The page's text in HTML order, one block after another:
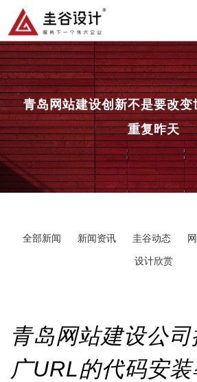
青岛网站建设创新不是要改
重复昨天
全部新闻 新闻资讯 圭谷动态
设计欣赏
青岛网站建设公
广URL的代码安